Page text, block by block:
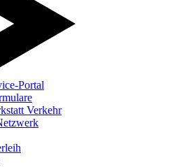
Portal
Verkehr